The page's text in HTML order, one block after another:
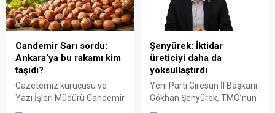
fiyat politikasının yeniden
değerlendirilmesi gerektiğini
söyledi.
üretici de yok sayacaktır”
dedi.
Candemir Sarı sordu:
Ankara’ya bu rakamı kim
taşıdı?
Gazetemiz kurucusu ve
Yazı İşleri Müdürü Candemir
Şenyürek: İktidar
üreticiyi daha da
yoksullaştırdı
Yeni Parti Giresun İl Başkanı
Gökhan Şenyürek, TMO’nun